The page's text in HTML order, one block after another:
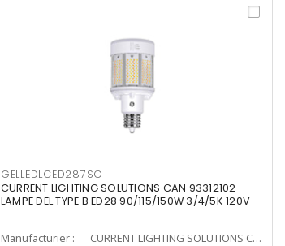
GELLEDLCED287SC
CURRENT LIGHTING SOLUTIONS CAN 93312102
LAMPE DEL TYPE B ED28 90/115/150W 3/4/5K 120V
Manufacturier :
CURRENT LIGHTING SOLUTIONS CAN